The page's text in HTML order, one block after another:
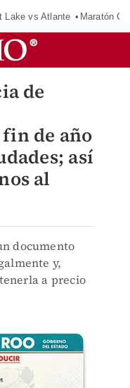
Lake vs Atlante Maratón
de
fin de año
así
al
documento
y,
a precio